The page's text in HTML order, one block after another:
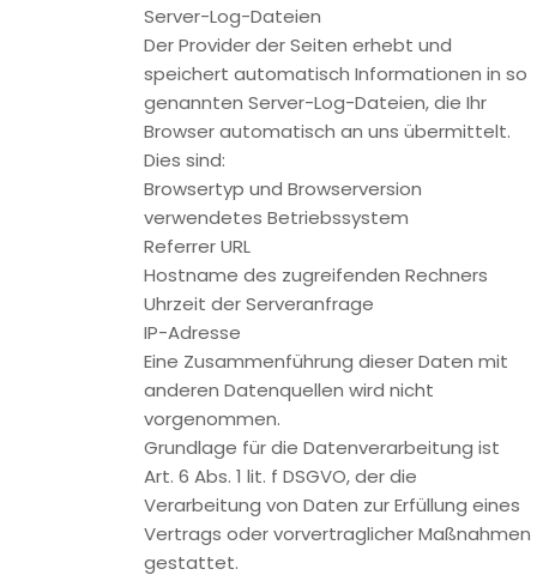
Die Kommentare und die damit verbundenen Daten (z.B. IP-
Adresse) werden gespeichert und verbleiben auf unserer
Website, bis der kommentierte Inhalt vollständig gelöscht
wurde oder die Kommentare aus rechtlichen Gründen
gelöscht werden müssen (z.B. beleidigende Kommentare).
Rechtsgrundlage
Die Speicherung der Kommentare erfolgt auf Grundlage
Ihrer Einwilligung (Art. 6 Abs. 1 lit. a DSGVO). Sie können eine
von Ihnen erteilte Einwilligung jederzeit widerrufen. Dazu
reicht eine formlose Mitteilung per E-Mail an uns. Die
Rechtmäßigkeit der bereits erfolgten
Datenverarbeitungsvorgänge bleibt vom Widerruf
Verarbeiten von Daten (Kunden- und Vertragsdaten)
Wir erheben, verarbeiten und nutzen personenbezogene
Daten nur, soweit sie für die Begründung, inhaltliche
Ausgestaltung oder Änderung des Rechtsverhältnisses
erforderlich sind (Bestandsdaten). Dies erfolgt auf
Grundlage von Art. 6 Abs. 1 lit. b DSGVO, der die Verarbeitung
von Daten zur Erfüllung eines Vertrags oder vorvertraglicher